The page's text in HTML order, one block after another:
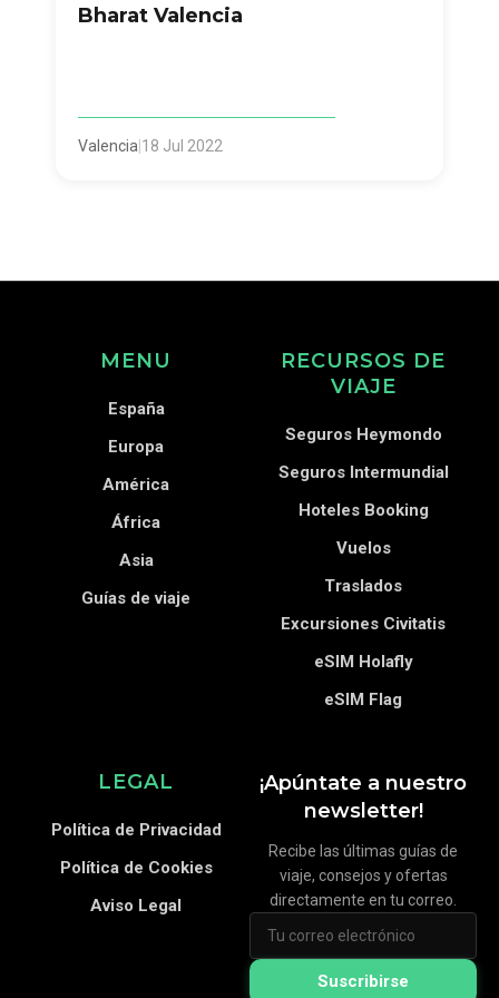
Bharat Valencia
Valencia 18 Jul 2022
¡Apúntate a nuestro
newsletter!
Recibe las últimas guías de
viaje, consejos y ofertas
directamente en tu correo.
Suscribirse
MENU
España
Europa
América
África
Asia
Guías de viaje
RECURSOS DE
VIAJE
Seguros Heymondo
Seguros Intermundial
Hoteles Booking
Vuelos
Traslados
Excursiones Civitatis
eSIM Holafly
eSIM Flag
LEGAL
Política de Privacidad
Política de Cookies
Aviso Legal